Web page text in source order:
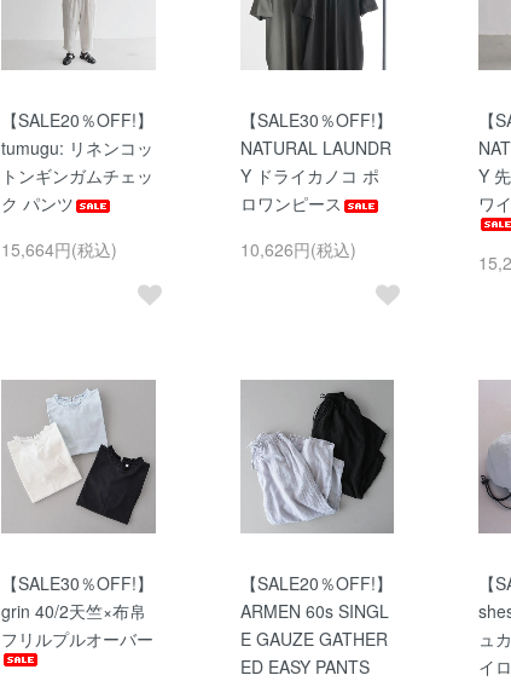
【SALE20％OFF!】
tumugu: リネンコッ
トンギンガムチェッ
ク パンツ
15,664円(税込)
【SALE30％OFF!】
NATURAL LAUNDR
Y ドライカノコ ポ
ロワンピース
10,626円(税込)
【
Y
ワ
【SALE30％OFF!】
grin 40/2天竺×布帛
フリルプルオーバー
【SALE20％OFF!】
ARMEN 60s SINGL
E GAUZE GATHER
ED EASY PANTS
【
ュ
イ